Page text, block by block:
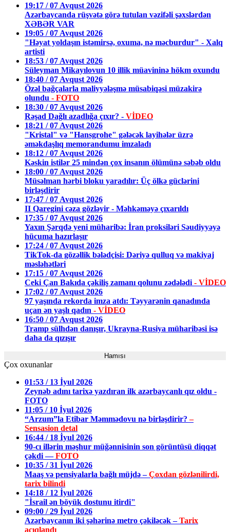
19:17 / 07 Avqust 2026
Azərbaycanda rüşvətə görə tutulan vəzifəli şəxslərdən
XƏBƏR VAR
19:05 / 07 Avqust 2026
"Həyat yoldaşın istəmirsə, oxuma, nə məcburdur" - Xalq
artisti
18:53 / 07 Avqust 2026
Süleyman Mikayılovun 10 illik müavininə hökm oxundu
18:40 / 07 Avqust 2026
Özəl bağçalarla maliyyələşmə müsabiqəsi müzakirə
olundu - FOTO
18:30 / 07 Avqust 2026
Rəşad Dağlı azadlığa çıxır? - VİDEO
18:21 / 07 Avqust 2026
"Kristal" və "Hansgrohe" gələcək layihələr üzrə
əməkdaşlıq memorandumu imzaladı
18:12 / 07 Avqust 2026
Kəskin istilər 25 mindən çox insanın ölümünə səbəb oldu
18:00 / 07 Avqust 2026
Müsəlman hərbi bloku yaradılır: Üç ölkə güclərini
birləşdirir
17:47 / 07 Avqust 2026
II Qaregini cəza gözləyir - Məhkəməyə çıxarıldı
17:35 / 07 Avqust 2026
Yaxın Şərqdə yeni müharibə: İran proksiləri Səudiyyəyə
hücuma hazırlaşır
17:24 / 07 Avqust 2026
TikTok-da gözəllik bələdçisi: Dəriyə qulluq və makiyaj
məsləhətləri
17:15 / 07 Avqust 2026
Ceki Çan Bakıda çəkiliş zamanı qolunu zədələdi - VİDEO
17:02 / 07 Avqust 2026
97 yaşında rekorda imza atdı: Təyyarənin qanadında
uçan ən yaşlı qadın - VİDEO
16:50 / 07 Avqust 2026
Tramp sülhdən danışır, Ukrayna-Rusiya müharibəsi isə
daha da qızışır
Hamısı
Çox oxunanlar
01:53 / 13 İyul 2026
Zeynəb adını tarixə yazdıran ilk azərbaycanlı qız oldu -
FOTO
11:05 / 10 İyul 2026
“Arzum”la Etibar Məmmədovu nə birləşdirir?–
Sensasion detal
16:44 / 18 İyul 2026
90-cı illərin məşhur müğənnisinin son görüntüsü diqqət
çəkdi —FOTO
10:35 / 31 İyul 2026
Maaş və pensiyalarla bağlı müjdə –Çoxdan gözlənilirdi,
tarix bilindi
14:18 / 12 İyul 2026
"İsrail ən böyük dostunu itirdi"
09:00 / 29 İyul 2026
Azərbaycanın iki şəhərinə metro çəkiləcək –Tarix
açıqlandı